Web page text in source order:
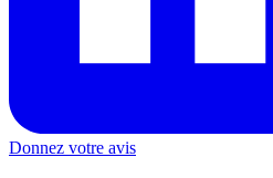
Donnez votre avis